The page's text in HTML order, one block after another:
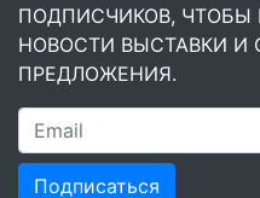
ПОДПИСЧИКОВ, ЧТОБЫ
НОВОСТИ ВЫСТАВКИ И
ПРЕДЛОЖЕНИЯ.
Подписаться